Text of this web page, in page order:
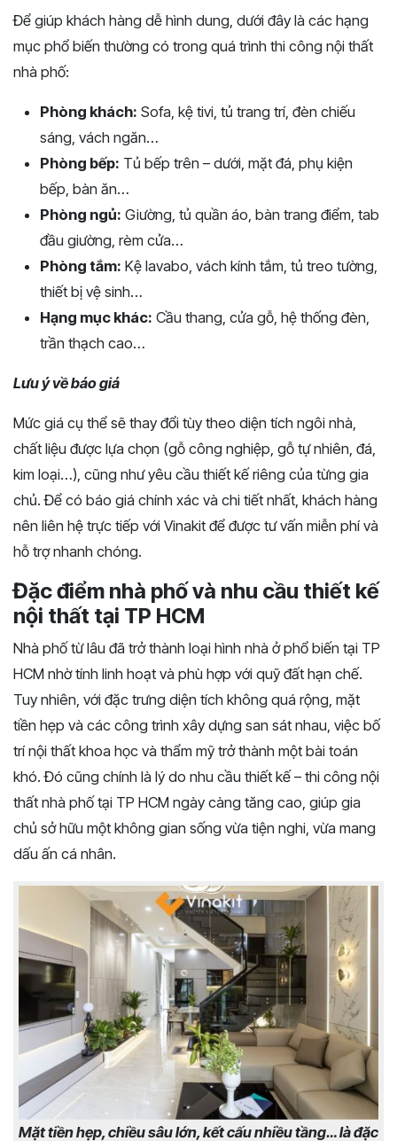
Để giúp khách hàng dễ hình dung, dưới đây là các hạng
mục phổ biến thường có trong quá trình thi công nội thất
nhà phố:
Phòng khách: Sofa, kệ tivi, tủ trang trí, đèn chiếu
sáng, vách ngăn…
Phòng bếp: Tủ bếp trên – dưới, mặt đá, phụ kiện
bếp, bàn ăn…
Phòng ngủ: Giường, tủ quần áo, bàn trang điểm, tab
đầu giường, rèm cửa…
Phòng tắm: Kệ lavabo, vách kính tắm, tủ treo tường,
thiết bị vệ sinh…
Hạng mục khác: Cầu thang, cửa gỗ, hệ thống đèn,
trần thạch cao…
Lưu ý về báo giá
Mức giá cụ thể sẽ thay đổi tùy theo diện tích ngôi nhà,
chất liệu được lựa chọn (gỗ công nghiệp, gỗ tự nhiên, đá,
kim loại…), cũng như yêu cầu thiết kế riêng của từng gia
chủ. Để có báo giá chính xác và chi tiết nhất, khách hàng
nên liên hệ trực tiếp với Vinakit để được tư vấn miễn phí và
hỗ trợ nhanh chóng.
Đặc điểm nhà phố và nhu cầu thiết kế
nội thất tại TP HCM
Nhà phố từ lâu đã trở thành loại hình nhà ở phổ biến tại TP
HCM nhờ tính linh hoạt và phù hợp với quỹ đất hạn chế.
Tuy nhiên, với đặc trưng diện tích không quá rộng, mặt
tiền hẹp và các công trình xây dựng san sát nhau, việc bố
trí nội thất khoa học và thẩm mỹ trở thành một bài toán
khó. Đó cũng chính là lý do nhu cầu thiết kế – thi công nội
thất nhà phố tại TP HCM ngày càng tăng cao, giúp gia
chủ sở hữu một không gian sống vừa tiện nghi, vừa mang
dấu ấn cá nhân.
Mặt tiền hẹp, chiều sâu lớn, kết cấu nhiều tầng… là đặc